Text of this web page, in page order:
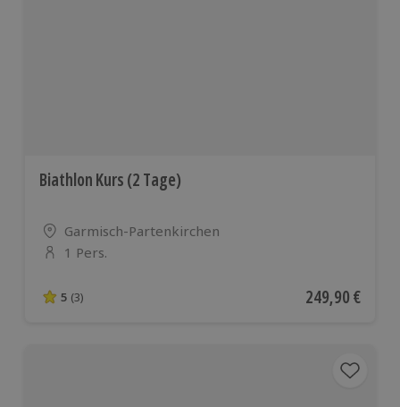
Biathlon Kurs (2 Tage)
Standort
Garmisch-Partenkirchen
Anzahl der Teilnehmer
1 Pers.
5 von 5 Sternen basierend auf 3 Bewertungen
5 (3) Aktueller Preis
249,90 €